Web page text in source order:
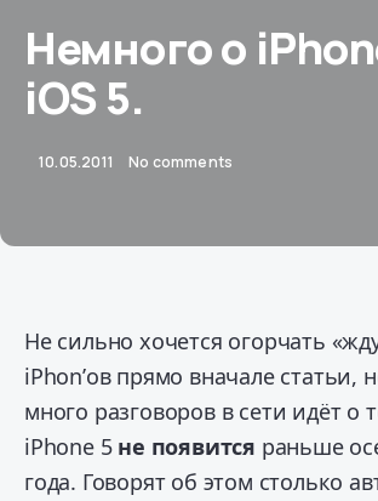
Немного о
iOS 5.
10.05.2011 No comments
Не сильно хочется огорчать
iPhon’ов прямо вначале статьи,
много разговоров в сети идёт о
iPhone 5 не появится раньше
года. Говорят об этом столько